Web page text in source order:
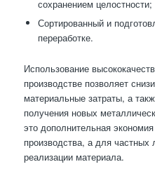
сохранением целостности;
Сортированный и
переработке.
Использование
производстве позволяет
материальные затраты, а
получения новых
это дополнительная
производства, а для
реализации материала.